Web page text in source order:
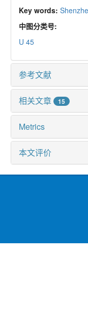
Key words:
中图分类号:
U 45
参考文献
相关文章 15
Metrics
本文评价